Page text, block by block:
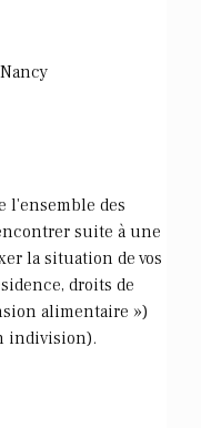
l'ensemble des
suite à une
la situation de vos
droits de
alimentaire »)
indivision).